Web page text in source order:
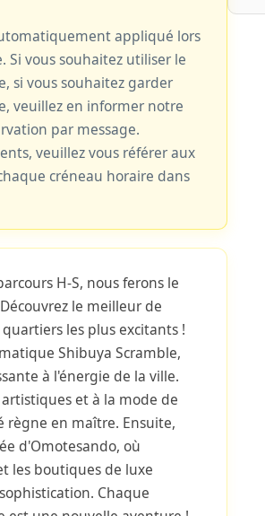
appliqué lors
Si vous souhaitez utiliser le
si vous souhaitez garder
veuillez en informer notre
par message.
veuillez vous référer aux
créneau horaire dans
H-S, nous ferons le
le meilleur de
les plus excitants !
Shibuya Scramble,
à l'énergie de la ville.
et à la mode de
règne en maître. Ensuite,
d'Omotesando, où
les boutiques de luxe
Chaque